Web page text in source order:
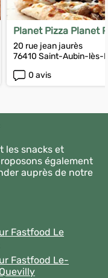
Planet Pizza Planet
20 rue jean jaurès
76410 Saint-Aubin-lès-
0 avis
les snacks et
également
auprès de notre
Fastfood Le
Fastfood Le-